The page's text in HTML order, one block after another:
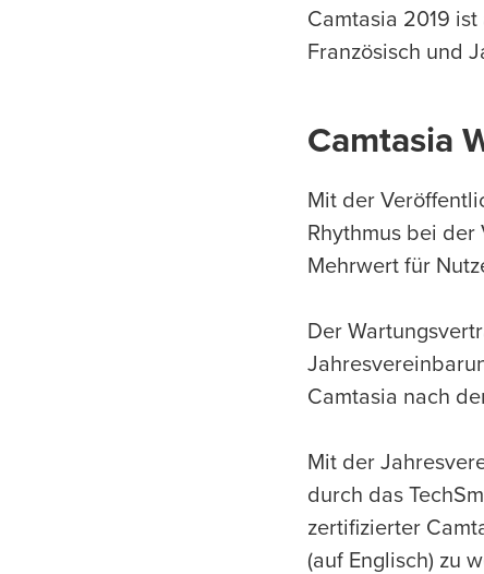
Camtasia 2019
Französisch und
Camtasia
Mit der
Rhythmus bei
Mehrwert für
Der
Camtasia nach
Mit der
durch das
zertifizierter
(auf Englisch) zu